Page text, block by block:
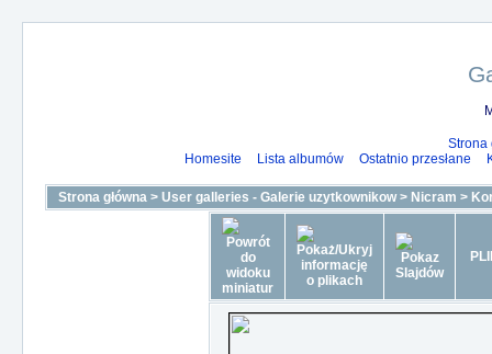
Strona
Homesite
Lista albumów Ostatnio przesłane
Strona główna > User galleries - Galerie uzytkownikow> Nicram >